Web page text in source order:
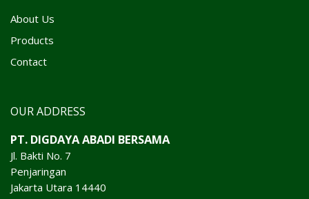
About Us
Products
Contact
OUR ADDRESS
PT. DIGDAYA ABADI BERSAMA
Jl. Bakti No. 7
Penjaringan
Jakarta Utara 14440